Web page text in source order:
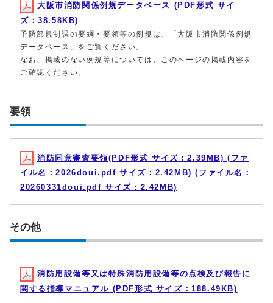
大阪市消防関係例規データベース (PDF形式 サイ
ズ：38.58KB)
予防部規制課の要綱・要領等の例規は、「大阪市消防関係例規
データベース」をご覧ください。
なお、掲載のない例規等については、このページの掲載内容を
ご確認ください。
要領
消防同意審査要領(PDF形式 サイズ：2.39MB) (ファ
イル名：2026doui.pdf サイズ：2.42MB) (ファイル名：
20260331doui.pdf サイズ：2.42MB)
その他
消防用設備等又は特殊消防用設備等の点検及び報告に
関する指導マニュアル (PDF形式 サイズ：188.49KB)